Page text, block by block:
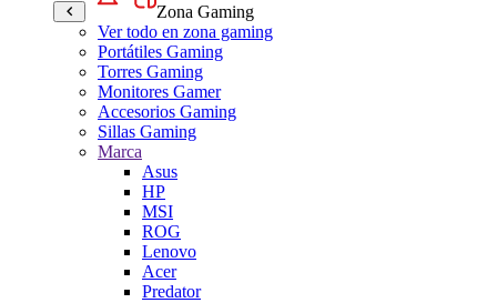
Zona Gaming
Ver todo en zona gaming
Portátiles Gaming
Torres Gaming
Monitores Gamer
Accesorios Gaming
Sillas Gaming
Marca
Asus
HP
MSI
ROG
Lenovo
Acer
Predator